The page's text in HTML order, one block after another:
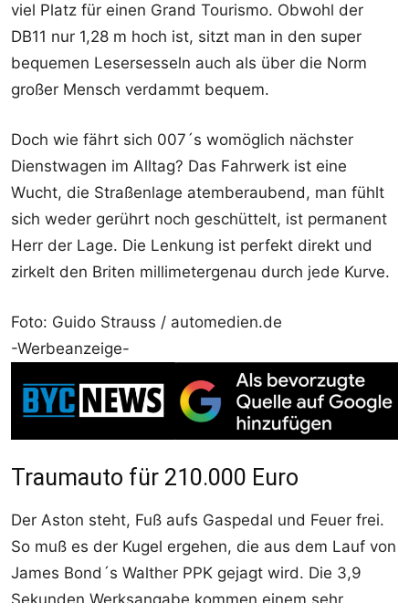
viel Platz für einen Grand Tourismo. Obwohl der
DB11 nur 1,28 m hoch ist, sitzt man in den super
bequemen Lesersesseln auch als über die Norm
großer Mensch verdammt bequem.
Doch wie fährt sich 007´s womöglich nächster
Dienstwagen im Alltag? Das Fahrwerk ist eine
Wucht, die Straßenlage atemberaubend, man fühlt
sich weder gerührt noch geschüttelt, ist permanent
Herr der Lage. Die Lenkung ist perfekt direkt und
zirkelt den Briten millimetergenau durch jede Kurve.
Foto: Guido Strauss / automedien.de
-Werbeanzeige-
Traumauto für 210.000 Euro
Der Aston steht, Fuß aufs Gaspedal und Feuer frei.
So muß es der Kugel ergehen, die aus dem Lauf von
James Bond´s Walther PPK gejagt wird. Die 3,9
Sekunden Werksangabe kommen einem sehr